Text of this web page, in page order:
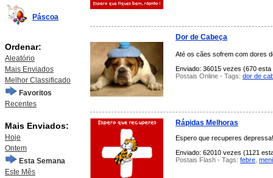
Páscoa
Ordenar:
Aleatório
Mais Enviados
Melhor Classificado
Favoritos
Recentes
Mais Enviados:
Hoje
Ontem
Esta Semana
Este Mês
Dor de Cabeça
Até os cães sofrem com dores
Enviado: 36015 vezes (670
Postais Online - Tags: dor de
Rápidas Melhoras
Espero que recuperes depressa!
Enviado: 62010 vezes (1121
Postais Flash - Tags: febre